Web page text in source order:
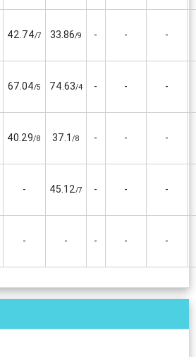
42.74/7 33.86/9 - - -
67.04/5 74.63/4 - - -
40.29/8 37.1 /8 - - -
- 45.12/7 - - -
- - - - -